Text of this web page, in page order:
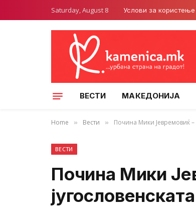
Saturday, August 8 Услови за користење
ВЕСТИ МАКЕДОНИЈА
Home » Вести » Почина Мики Јевремовиќ –
ВЕСТИ
Почина Мики